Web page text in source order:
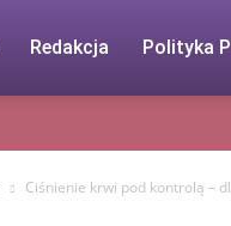
Redakcja Polityka
Ciśnienie krwi pod kontrolą –